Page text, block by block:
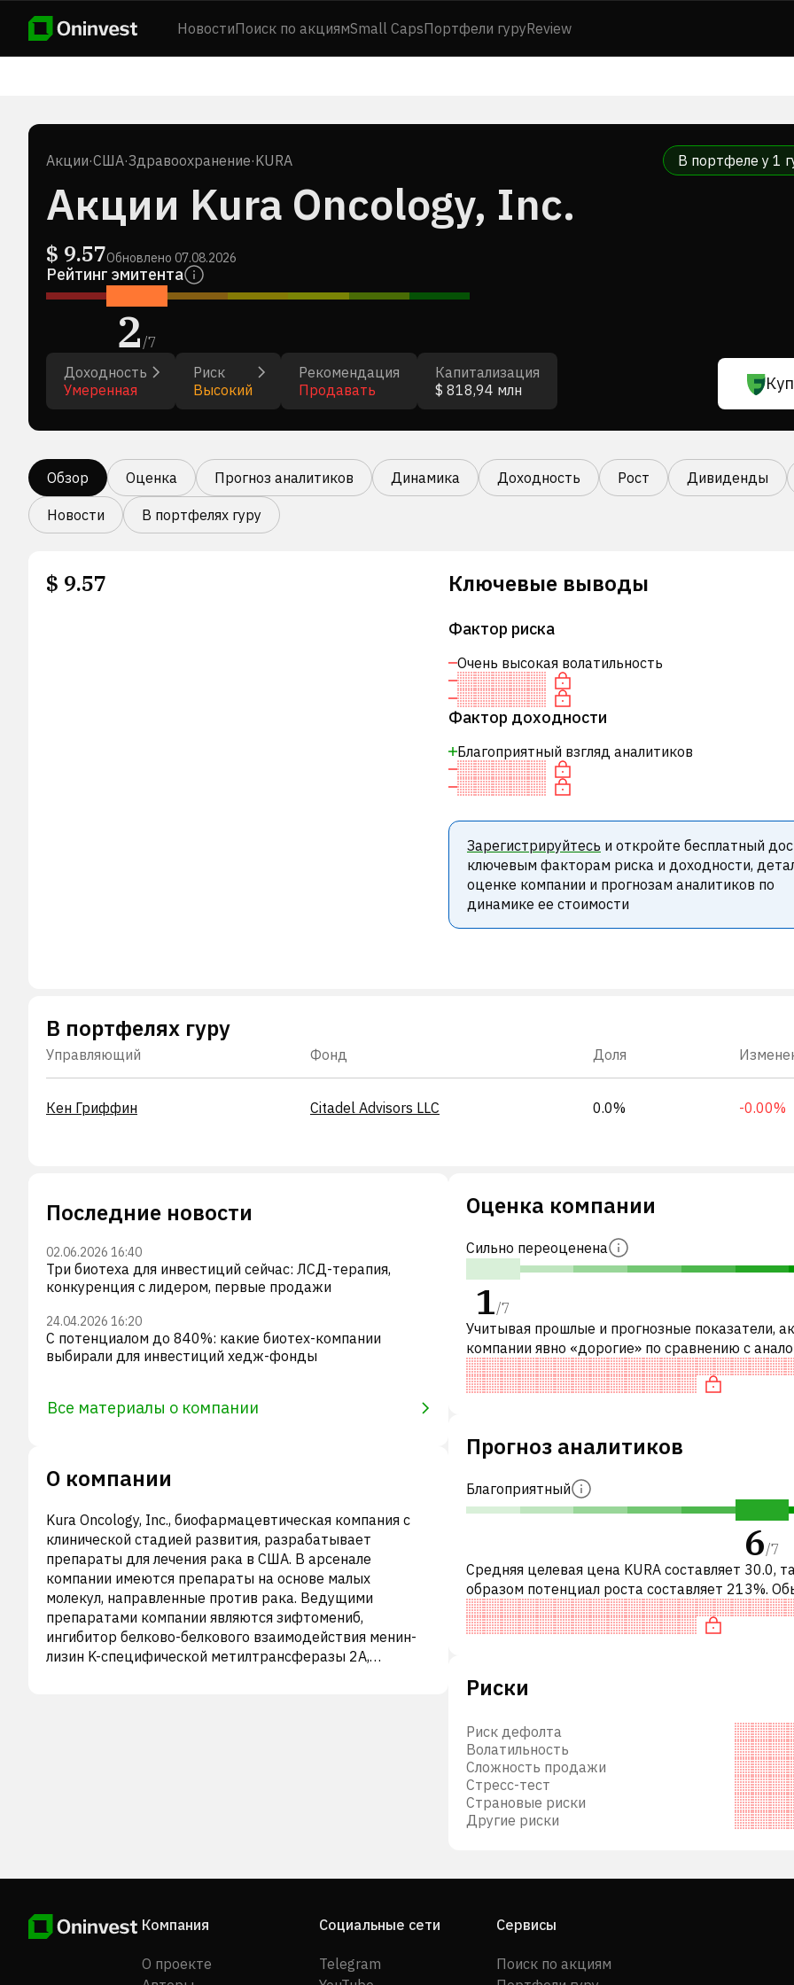
НовостиПоиск по акциямSmall CapsПортфели гуруReview
Акции·США·Здравоохранение·KURA В портфеле у 1
Акции Kura Oncology, Inc.
$ 9.57Обновлено 07.08.2026
Рейтинг эмитента
2/7
Доходность
Умеренная
Риск
Высокий
Рекомендация
Продавать
Капитализация
$ 818,94 млн
Обзор Оценка Прогноз аналитиков Динамика Доходность Рост Дивиденды
Новости В портфелях гуру
$ 9.57 Ключевые выводы
Фактор риска
Очень высокая волатильность
Фактор доходности
Благоприятный взгляд аналитиков
Зарегистрируйтесь и откройте бесплатный
ключевым факторам риска и доходности,
оценке компании и прогнозам аналитиков по
динамике ее стоимости
В портфелях гуру
Управляющий Фонд Доля
Кен Гриффин Citadel Advisors LLC 0.0% -0.00%
Последние новости
02.06.2026 16:40
Три биотеха для инвестиций сейчас: ЛСД-терапия,
конкуренция с лидером, первые продажи
24.04.2026 16:20
С потенциалом до 840%: какие биотех-компании
выбирали для инвестиций хедж-фонды
Все материалы о компании
О компании
Kura Oncology, Inc., биофармацевтическая компания с
клинической стадией развития, разрабатывает
препараты для лечения рака в США. В арсенале
компании имеются препараты на основе малых
молекул, направленные против рака. Ведущими
препаратами компании являются зифтомениб,
ингибитор белково-белкового взаимодействия менин-
лизин K-специфической метилтрансферазы 2A,
находится в Сан-Диего, Калифорния.
Оценка компании
Сильно переоценена
1/7
Учитывая прошлые и прогнозные показатели,
компании явно «дорогие» по сравнению с
компаниями. В частности, акция компании
EV/EBITDA и торгу
Прогноз аналитиков
Благоприятный
6/7
Средняя целевая цена KURA составляет 30.0,
образом потенциал роста составляет 213%.
означает рекомендацию «ПОКУПАТЬ» среди
инвестиционных компаний или ре
Риски
Риск дефолта
Волатильность
Сложность продажи
Стресс-тест
Страновые риски
Другие риски
Компания
О проекте
Социальные сети
Telegram
Сервисы
Поиск по акциям